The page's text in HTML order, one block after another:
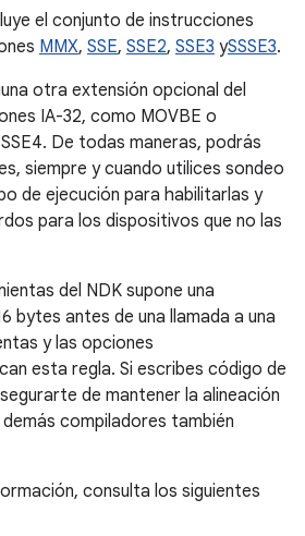
el conjunto de instrucciones
MMX, SSE, SSE2, SSE3 ySSSE3.
otra extensión opcional del
IA-32, como MOVBE o
De todas maneras, podrás
siempre y cuando utilices sondeo
de ejecución para habilitarlas y
para los dispositivos que no las
del NDK supone una
bytes antes de una llamada a una
y las opciones
esta regla. Si escribes código de
de mantener la alineación
compiladores también
consulta los siguientes